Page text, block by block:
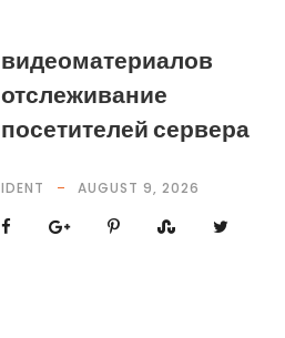
видеоматериалов
отслеживание
посетителей сервера
IDENT AUGUST 9, 2026